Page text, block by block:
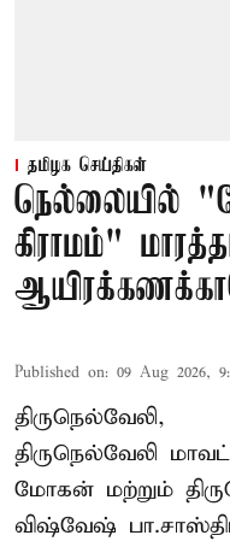
தமிழக செய்திகள்
நெல்லையில்
கிராமம்"
Published on: 09 Aug 2026,
திருநெல்வேலி,
திருநெல்வேலி
மோகன் மற்றும்
விஷ்வேஷ்